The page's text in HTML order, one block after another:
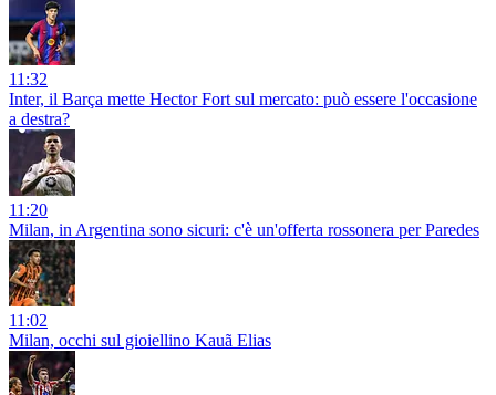
11:32
Inter, il Barça mette Hector Fort sul mercato: può essere l'occasione
a destra?
11:20
Milan, in Argentina sono sicuri: c'è un'offerta rossonera per Paredes
11:02
Milan, occhi sul gioiellino Kauã Elias